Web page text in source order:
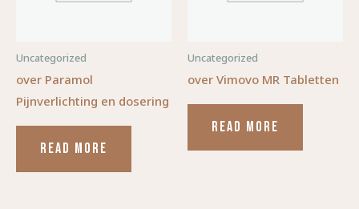
Uncategorized
over Paramol
Pijnverlichting en dosering
READ MORE
Uncategorized
over Vimovo MR Tabletten
READ MORE